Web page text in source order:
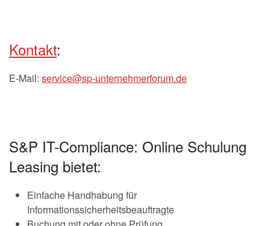
Kontakt:
E-Mail: service@sp-unternehmerforum.de
S&P IT-Compliance: Online Schulung
Leasing bietet:
Einfache Handhabung für
Informationssicherheitsbeauftragte